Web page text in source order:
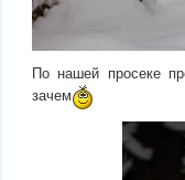
По нашей просеке
зачем